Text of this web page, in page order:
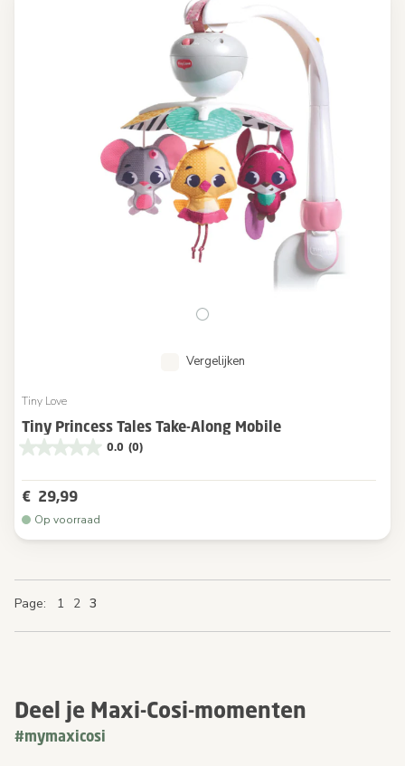
Vergelijken
Tiny Love
Tiny Princess Tales Take-Along Mobile
0.0 (0)
€ 29,99
Op voorraad
Page Page
Page
Page
1 Page
2 You're currently reading page
3
Deel je Maxi-Cosi-momenten
#mymaxicosi